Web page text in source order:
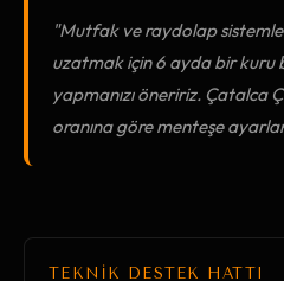
"Mutfak ve raydolap
uzatmak için 6 ayda bir kuru
yapmanızı öneririz. Çatalca
oranına göre menteşe
TEKNİK DESTEK HATTI